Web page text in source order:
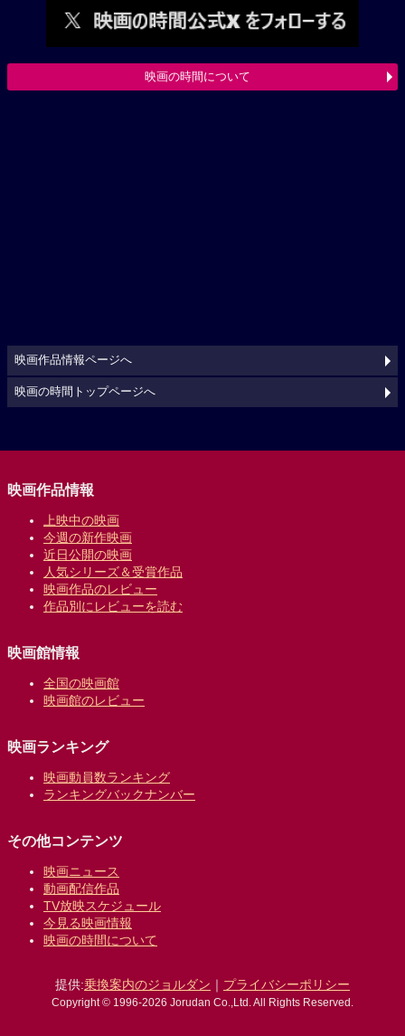
映画の時間について
映画作品情報ページへ
映画の時間トップページへ
映画作品情報
上映中の映画
今週の新作映画
近日公開の映画
人気シリーズ＆受賞作品
映画作品のレビュー
作品別にレビューを読む
映画館情報
全国の映画館
映画館のレビュー
映画ランキング
映画動員数ランキング
ランキングバックナンバー
その他コンテンツ
映画ニュース
動画配信作品
TV放映スケジュール
今見る映画情報
映画の時間について
提供:乗換案内のジョルダン ｜ プライバシーポリシー
Copyright © 1996-2026 Jorudan Co.,Ltd. All Rights Reserved.